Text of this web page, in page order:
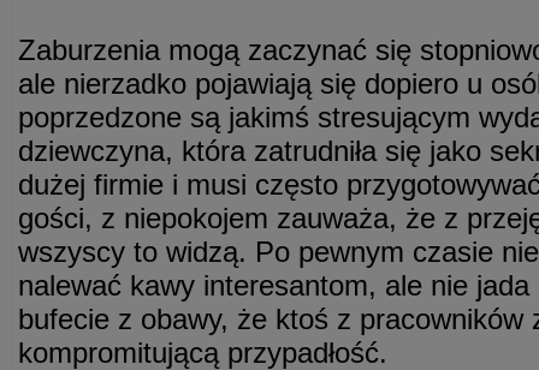
Zaburzenia mogą zaczynać się
ale nierzadko pojawiają się dopiero u
poprzedzone są jakimś stresującym
dziewczyna, która zatrudniła się jako
dużej firmie i musi często
gości, z niepokojem zauważa, że z
wszyscy to widzą. Po pewnym czasie
nalewać kawy interesantom, ale nie jada
bufecie z obawy, że ktoś z pracowników
kompromitującą przypadłość.